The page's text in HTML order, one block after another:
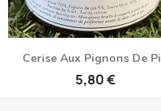
Anteprima
Cerise Aux Pignons De
5,80 €